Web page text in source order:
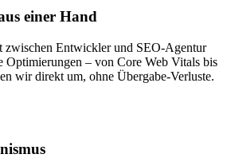
einer Hand
zwischen Entwickler und SEO-Agentur
Optimierungen – von Core Web Vitals bis
wir direkt um, ohne Übergabe-Verluste.